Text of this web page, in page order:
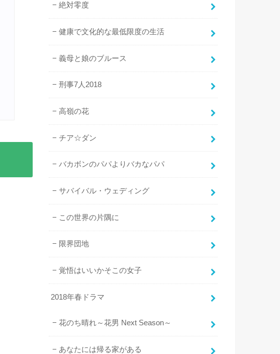
絶対零度
健康で文化的な最低限度の生活
義母と娘のブルース
刑事7人2018
高嶺の花
チア☆ダン
バカボンのパパよりバカなパパ
サバイバル・ウェディング
この世界の片隅に
限界団地
覚悟はいいかそこの女子
2018年春ドラマ
花のち晴れ～花男 Next Season～
あなたには帰る家がある